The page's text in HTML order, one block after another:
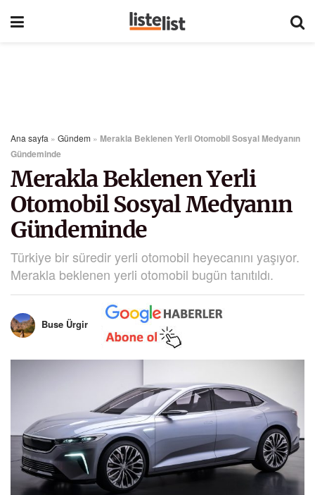
Ana sayfa » Gündem » Merakla Beklenen Yerli Otomobil Sosyal Medyanın
Gündeminde
Merakla Beklenen Yerli
Otomobil Sosyal Medyanın
Gündeminde
Türkiye bir süredir yerli otomobil heyecanını yaşıyor.
Merakla beklenen yerli otomobil bugün tanıtıldı.
Buse Ürgir